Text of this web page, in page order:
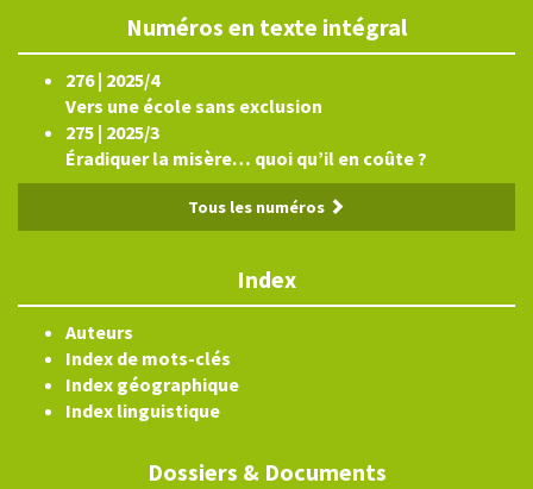
Numéros en texte intégral
276 | 2025/4
Vers une école sans exclusion
275 | 2025/3
Éradiquer la misère… quoi qu’il en coûte ?
Tous les numéros
Index
Auteurs
Index de mots-clés
Index géographique
Index linguistique
Dossiers & Documents